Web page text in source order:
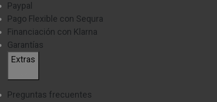
Paypal
Pago Flexible con Sequra
Financiación con Klarna
Garantías
Extras
Preguntas frecuentes